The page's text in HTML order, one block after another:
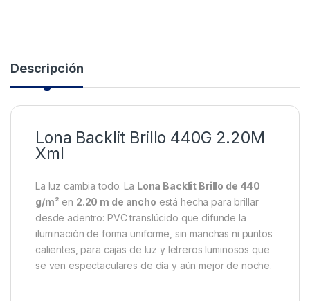
Descripción
Lona Backlit Brillo 440G 2.20M
Xml
La luz cambia todo. La Lona Backlit Brillo de 440
g/m² en 2.20 m de ancho está hecha para brillar
desde adentro: PVC translúcido que difunde la
iluminación de forma uniforme, sin manchas ni puntos
calientes, para cajas de luz y letreros luminosos que
se ven espectaculares de día y aún mejor de noche.